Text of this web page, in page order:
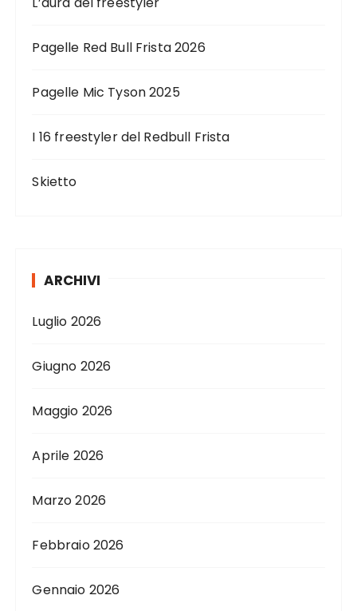
Pagelle Red Bull Frista 2026
Pagelle Mic Tyson 2025
I 16 freestyler del Redbull Frista
Skietto
ARCHIVI
Luglio 2026
Giugno 2026
Maggio 2026
Aprile 2026
Marzo 2026
Febbraio 2026
Gennaio 2026